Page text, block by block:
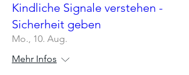
Kindliche Signale verstehen -
Sicherheit geben
Mo., 10. Aug.
Mehr Infos